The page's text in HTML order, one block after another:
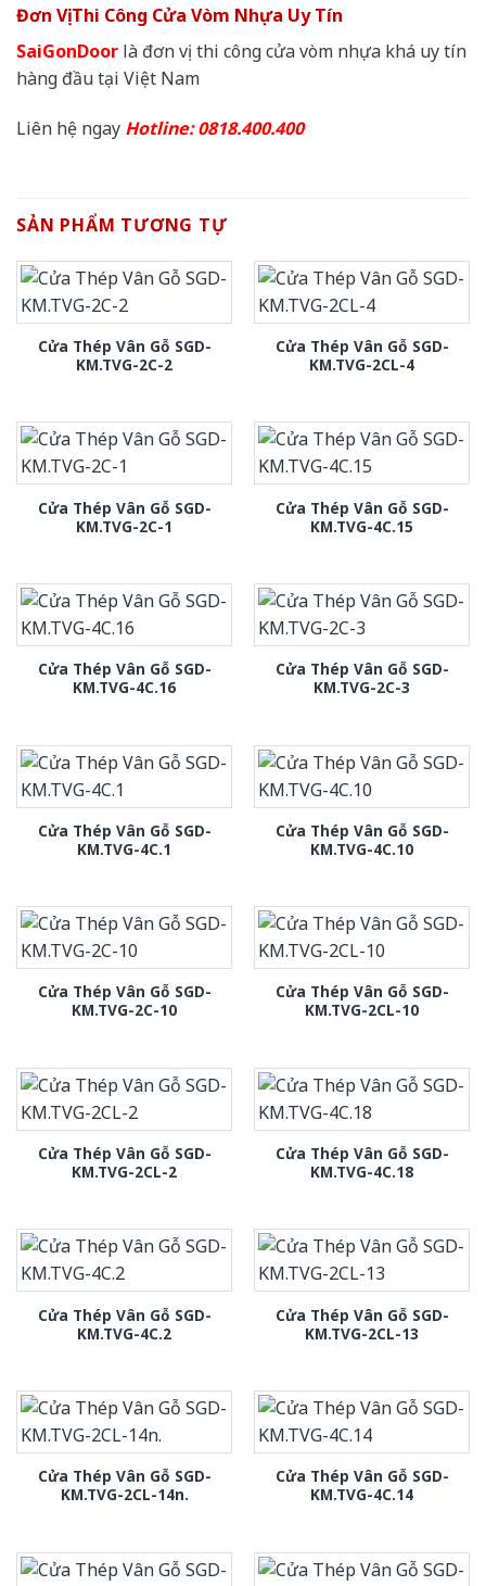
Đơn Vị Thi Công Cửa Vòm Nhựa Uy Tín
SaiGonDoor là đơn vị thi công cửa vòm nhựa khá uy tín
hàng đầu tại Việt Nam
Liên hệ ngay Hotline: 0818.400.400
SẢN PHẨM TƯƠNG TỰ
Cửa Thép Vân Gỗ SGD-
KM.TVG-2C-2
Cửa Thép Vân Gỗ SGD-
KM.TVG-2CL-4
Cửa Thép Vân Gỗ SGD-
KM.TVG-2C-1
Cửa Thép Vân Gỗ SGD-
KM.TVG-4C.15
Cửa Thép Vân Gỗ SGD-
KM.TVG-4C.16
Cửa Thép Vân Gỗ SGD-
KM.TVG-2C-3
Cửa Thép Vân Gỗ SGD-
KM.TVG-4C.1
Cửa Thép Vân Gỗ SGD-
KM.TVG-4C.10
Cửa Thép Vân Gỗ SGD-
KM.TVG-2C-10
Cửa Thép Vân Gỗ SGD-
KM.TVG-2CL-10
Cửa Thép Vân Gỗ SGD-
KM.TVG-2CL-2
Cửa Thép Vân Gỗ SGD-
KM.TVG-4C.18
Cửa Thép Vân Gỗ SGD-
KM.TVG-4C.2
Cửa Thép Vân Gỗ SGD-
KM.TVG-2CL-13
Cửa Thép Vân Gỗ SGD-
KM.TVG-2CL-14n.
Cửa Thép Vân Gỗ SGD-
KM.TVG-4C.14